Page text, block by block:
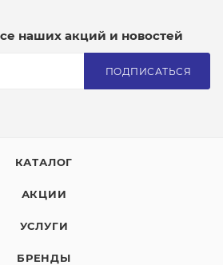
наших акций и новостей
ПОДПИСАТЬСЯ
КАТАЛОГ
АКЦИИ
УСЛУГИ
БРЕНДЫ